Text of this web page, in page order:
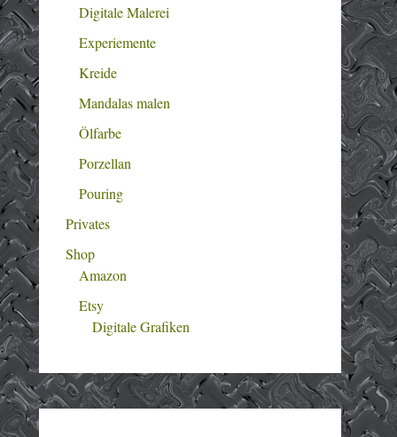
Digitale Malerei
Experiemente
Kreide
Mandalas malen
Ölfarbe
Porzellan
Pouring
Privates
Shop
Amazon
Etsy
Digitale Grafiken